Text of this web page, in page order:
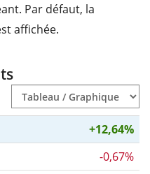
Par défaut, la
affichée.
+12,64%
-0,67%